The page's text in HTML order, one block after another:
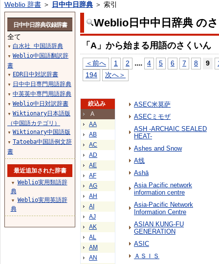
Weblio 辞書 ＞ 日中中日辞典 ＞ 索引
Weblio日中中日辞典 の
「A」から始まる用語のさくいん
＜前へ 1 2 .... 4 5 6 7 8 9
194
次へ＞
絞込み
A
AA
AB
AC
AD
AE
AF
AG
AH
AI
AJ
AK
AL
AM
AN
ASEC米莫萨
ASECミモザ
ASH -ARCHAIC SEALED
HEAT-
Ashes and Snow
A线
Ashā
Asia Pacific network
information centre
Asia-Pacific Network
Information Centre
ASIAN KUNG-FU
GENERATION
ASIC
ＡＳＩＳ
日中中日辞典収録辞書
全て
▼ 白水社 中国語辞典
▼ Weblio中国語翻訳辞
書
▼ EDR日中対訳辞書
▼ 日中中日専門用語辞典
▼ 中英英中専門用語辞典
▼ Weblio中日対訳辞書
▼ Wiktionary日本語版
（中国語カテゴリ）
▼ Wiktionary中国語版
▼ Tatoeba中国語例文辞
書
最近追加された辞書
▼
Weblio実用類語辞
典
▼
Weblio実用英語辞
典